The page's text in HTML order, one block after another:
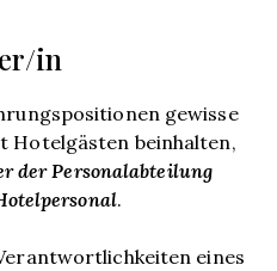
in
gewisse
Hotelgästen beinhalten,
der Personalabteilung
.
eines